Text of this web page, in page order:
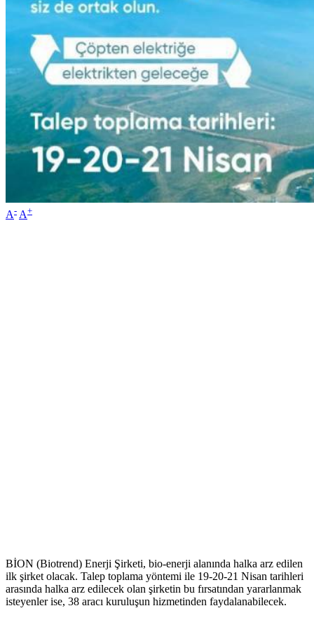
A- A+
BİON (Biotrend) Enerji Şirketi, bio-enerji alanında halka arz edilen
ilk şirket olacak. Talep toplama yöntemi ile 19-20-21 Nisan tarihleri
arasında halka arz edilecek olan şirketin bu fırsatından yararlanmak
isteyenler ise, 38 aracı kuruluşun hizmetinden faydalanabilecek.